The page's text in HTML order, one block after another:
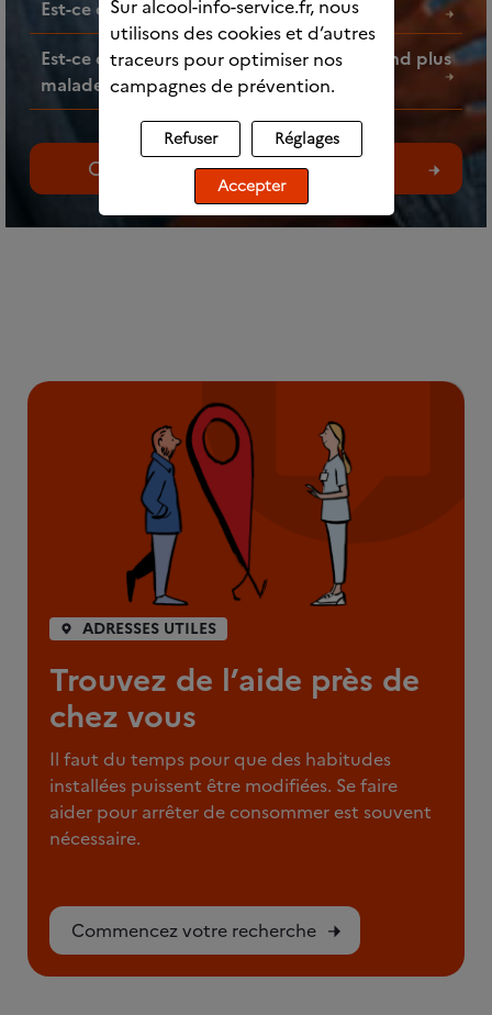
Est-ce que l’alcool fait grossir ?
Est-ce que faire des mélanges d’alcools rend plus
malade ?
Consultez toutes les questions
ADRESSES UTILES
Trouvez de l’aide près de
chez vous
Il faut du temps pour que des habitudes
installées puissent être modifiées. Se faire
aider pour arrêter de consommer est souvent
nécessaire.
Commencez votre recherche
Sur alcool-info-service.fr, nous
utilisons des cookies et d’autres
traceurs pour optimiser nos
campagnes de prévention.
Refuser Réglages
Accepter